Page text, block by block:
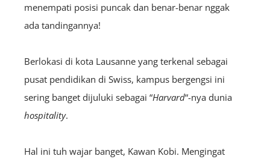
menempati posisi puncak dan benar-benar nggak
ada tandingannya!
Berlokasi di kota Lausanne yang terkenal sebagai
pusat pendidikan di Swiss, kampus bergengsi ini
sering banget dijuluki sebagai “Harvard“-nya dunia
hospitality.
Hal ini tuh wajar banget, Kawan Kobi. Mengingat